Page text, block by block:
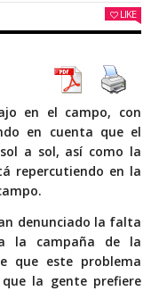
LIKE
en el campo, con
en cuenta que el
a sol, así como la
repercutiendo en la
denunciado la falta
la campaña de la
que este problema
la gente prefiere